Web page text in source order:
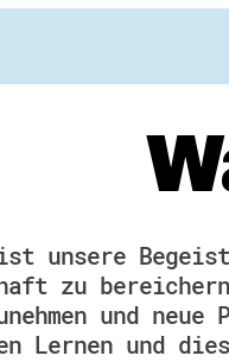
unsere
zu
und
Lernen und